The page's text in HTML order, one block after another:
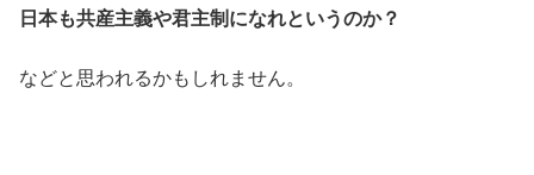
日本も共産主義や君主制になれというのか？
などと思われるかもしれません。